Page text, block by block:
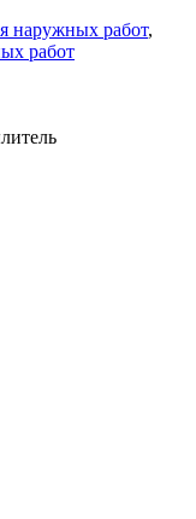
наружных работ,
работ